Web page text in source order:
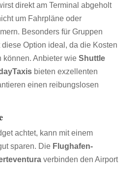
direkt am Terminal abgeholt
um Fahrpläne oder
Besonders für Gruppen
Option ideal, da die Kosten
können. Anbieter wie Shuttle
bieten exzellenten
einen reibungslosen
achtet, kann mit einem
sparen. Die Flughafen-
verbinden den Airport